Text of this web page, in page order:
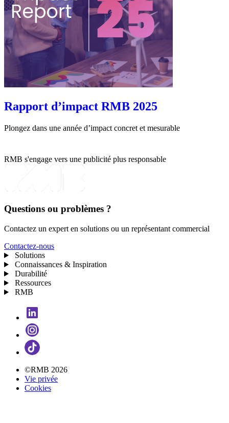
Rapport d’impact RMB 2025
Plongez dans une année d’impact concret et mesurable
RMB s'engage vers une publicité plus responsable
Questions ou problèmes ?
Contactez un expert en solutions ou un représentant commercial
Contactez-nous
Solutions
Connaissances & Inspiration
Durabilité
Ressources
RMB
©RMB 2026
Vie privée
Cookies